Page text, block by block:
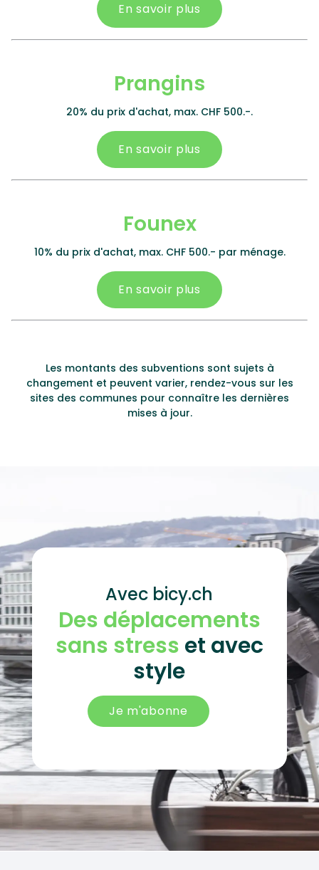
En savoir plus
Prangins
20% du prix d'achat, max. CHF 500.-.
En savoir plus
Founex
10% du prix d'achat, max. CHF 500.- par ménage.
En savoir plus
Les montants des subventions sont sujets à
changement et peuvent varier, rendez-vous sur les
sites des communes pour connaître les dernières
mises à jour.
Avec bicy.ch
Des déplacements
sans stress et avec
style
Je m'abonne